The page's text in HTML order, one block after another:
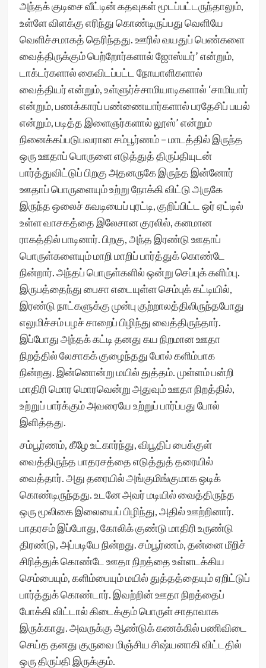
அந்தக் குடிசை வீட்டின் கதவுகள் மூடப்பட்டருந்தாலும்,
உள்ளே விளக்கு எரிந்து கொண்டிருப்பது வெளியே
வெளிச்சமாகத் தெரிந்தது. ஊரில் வயதுப் பெண்களை
வைத்திருக்கும் பெற்றோர்களால் ஜோஸ்யர்’ என்றும்,
டாக்டர்களால் கைவிடப்பட்ட நோயாளிகளால்
வைத்தியர் என்றும், உள்ளுர்ச்சாமியாடிகளால் ‘சாமியார்
என்றும், பணக்காரப் பண்ணையார்களால் பரதேசிப் பயல்
என்றும், படித்த இளைஞர்களால் லூஸ்’ என்றும்
நினைக்கப்படுபவரான சம்பூர்ணம் – மாடத்தில் இருந்த
ஒரு ஊதாப் பொருளை எடுத்துத் திருப்தியுடன்
பார்த்துவிட்டுப் பிறகு அதனருகே இருந்த இன்னோர்
ஊதாப் பொருளையும் உற்று நோக்கி விட்டு அருகே
இருந்த ஒலைச் சுவடியைப் புரட்டி, குறிப்பிட்ட ஒர் ஏட்டில்
உள்ள வாசகத்தை இலேசான குரலில், கனமான
ராகத்தில் பாடினார். பிறகு, அந்த இரண்டு ஊதாப்
பொருள்களையும் மாறி மாறிப் பார்த்துக் கொண்டே
நின்றார். அந்தப் பொருள்களில் ஒன்று செப்புக் களிம்பு.
இருபத்தைந்து பைசா எடையுள்ள செம்புக் கட்டியில்,
இரண்டு நாட்களுக்கு முன்பு குற்றாலத்திலிருந்தபோது
எலுமிச்சம் பழச் சாறைப் பிழிந்து வைத்திருந்தார்.
இப்போது அந்தக் கட்டி தனது கய நிறமான ஊதா
நிறத்தில் லேசாகக் குழைந்தது போல் களிம்பாக
நின்றது. இன்னொன்று மயில் துத்தம். முள்ளம் பன்றி
மாதிரி மொர மொரவென்று அதுவும் ஊதா நிறத்தில்,
உற்றுப் பார்க்கும் அவரையே உற்றுப் பார்ப்பது போல்
இளித்தது.
சம்பூர்ணம், கீழே உட்கார்ந்து, விபூதிப் பைக்குள்
வைத்திருந்த பாதரசத்தை எடுத்துத் தரையில்
வைத்தார். அது தரையில் அங்குமிங்குமாக ஒடிக்
கொண்டிருந்தது. உடனே அவர் மடியில் வைத்திருந்த
ஒரு மூலிகை இலையைப் பிழிந்து, அதில் ஊற்றினார்.
பாதரசம் இப்போது, கோலிக் குண்டு மாதிரி உருண்டு
திரண்டு, அப்படியே நின்றது. சம்பூர்ணம், தன்னை மீறிச்
சிரித்துக் கொண்டே ஊதா நிறத்தை உள்ளடக்கிய
செம்பையும், களிம்பையும் மயில் துத்தத்தையும் ஏறிட்டுப்
பார்த்துக் கொண்டார். இவற்றின் ஊதா நிறத்தைப்
போக்கி விட்டால் கிடைக்கும் பொருள் சாதாவாக
இருக்காது. அவருக்கு ஆண்டுக் கணக்கில் பணிவிடை
செய்த தனது குருவை மிஞ்சிய சிஷ்யனாகி விட்டதில்
ஒரு திருப்தி இருக்கும்.